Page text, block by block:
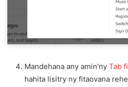
Mandehana any amin'ny Tab
hahita lisitry ny fitaovana